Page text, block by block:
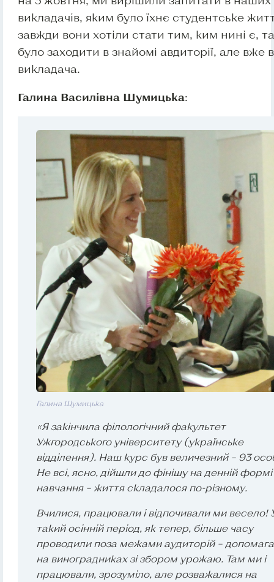
викладачів, яким було їхнє студентське
завжди вони хотіли стати тим, ким нині є,
було заходити в знайомі авдиторії, але вже
викладача.
Галина Василівна Шумицька:
Галина Шумицька
«Я закінчила філологічний факультет
Ужгородського університету (українське
відділення). Наш курс був величезний – 93
Не всі, ясно, дійшли до фінішу на денній формі
навчання – життя складалося по-різному.
Вчилися, працювали і відпочивали ми весело!
такий осінній період, як тепер, більше часу
проводили поза межами аудиторій –
на виноградниках зі збором урожаю. Там ми і
працювали, зрозуміло, але розважалися на